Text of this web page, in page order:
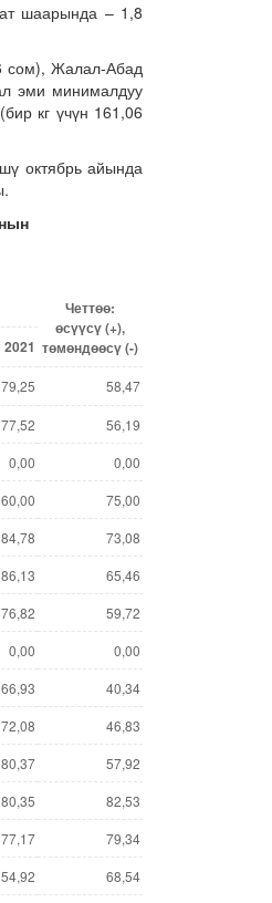
шаарында – 1,8
сом), Жалал-Абад
эми минималдуу
кг үчүн 161,06
октябрь айында
Четтөө:
өсүүсү(+),
төмөндөөсү (-)
2021
58,47
56,19
0,00
0,00
75,00
73,08
65,46
59,72
0,00
0,00
40,34
46,83
57,92
82,53
79,34
68,54